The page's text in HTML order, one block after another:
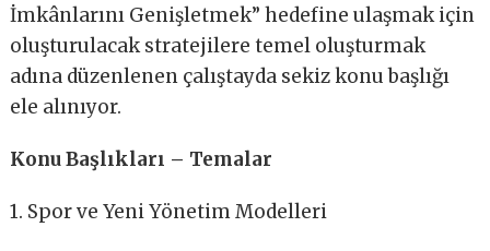
İmkânlarını Genişletmek” hedefine ulaşmak için
oluşturulacak stratejilere temel oluşturmak
adına düzenlenen çalıştayda sekiz konu başlığı
ele alınıyor.
Konu Başlıkları – Temalar
1. Spor ve Yeni Yönetim Modelleri